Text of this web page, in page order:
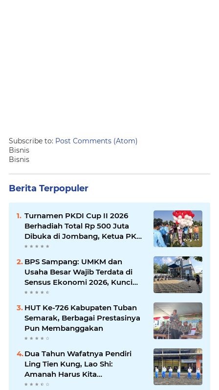
Subscribe to: Post Comments (Atom)
Bisnis
Bisnis
Berita Terpopuler
Turnamen PKDI Cup II 2026
Berhadiah Total Rp 500 Juta
Dibuka di Jombang, Ketua PKDI
Jatim Syaifullah Mahdi: Ajang
Komunikasi Antar-Kades untuk
Memajukan Desa
BPS Sampang: UMKM dan
Usaha Besar Wajib Terdata di
Sensus Ekonomi 2026, Kunci
Kebijakan Tepat Sasaran
HUT Ke-726 Kabupaten Tuban
Semarak, Berbagai Prestasinya
Pun Membanggakan
Dua Tahun Wafatnya Pendiri
Ling Tien Kung, Lao Shi:
Amanah Harus Kita
Laksanakan!